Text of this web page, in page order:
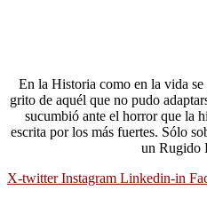
En la Historia como en la vida
grito de aquél que no pudo
sucumbió ante el horror que la
escrita por los más fuertes. Sólo
un Rugido
X-twitter Instagram Linkedin-in